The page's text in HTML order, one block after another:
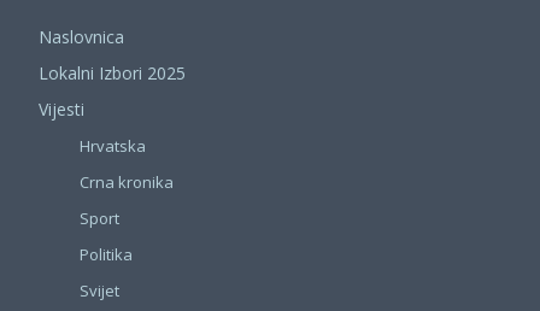
Naslovnica
Lokalni Izbori 2025
Vijesti
Hrvatska
Crna kronika
Sport
Politika
Svijet